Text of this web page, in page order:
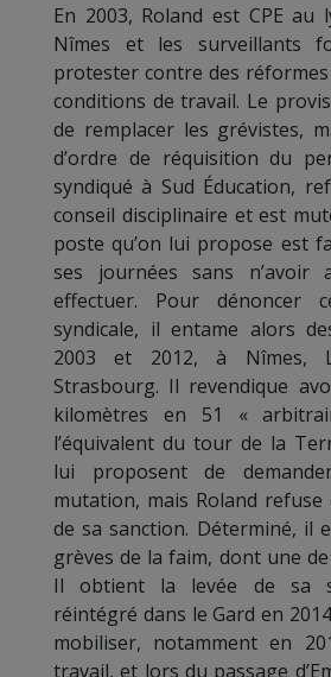
En 2003, Roland est CPE au
Nîmes et les surveillants
protester contre des
conditions de travail. Le
de remplacer les grévistes,
d’ordre de réquisition du
syndiqué à Sud Éducation,
conseil disciplinaire et est
poste qu’on lui propose est
ses journées sans n’avoir
effectuer. Pour dénoncer
syndicale, il entame alors
2003 et 2012, à Nîmes,
Strasbourg. Il revendique
kilomètres en 51 «
l’équivalent du tour de la
lui proposent de
mutation, mais Roland refuse
de sa sanction. Déterminé, il
grèves de la faim, dont une
Il obtient la levée de sa
réintégré dans le Gard en
mobiliser, notamment en
travail, et lors du passage